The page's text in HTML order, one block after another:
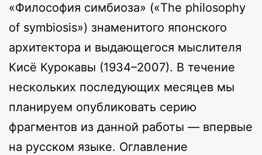
«Философия симбиоза» («The philosophy
of symbiosis») знаменитого японского
архитектора и выдающегося мыслителя
Кисё Курокавы (1934­–2007). В течение
нескольких последующих месяцев мы
планируем опубликовать серию
фрагментов из данной работы — впервые
на русском языке. Оглавление